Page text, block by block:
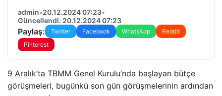
admin•20.12.2024 07:23•
Güncellendi: 20.12.2024 07:23
Paylaş: Twitter Facebook WhatsApp
Reddit
Pinterest
9 Aralık’ta TBMM Genel Kurulu’nda başlayan bütçe
görüşmeleri, bugünkü son gün görüşmelerinin ardından